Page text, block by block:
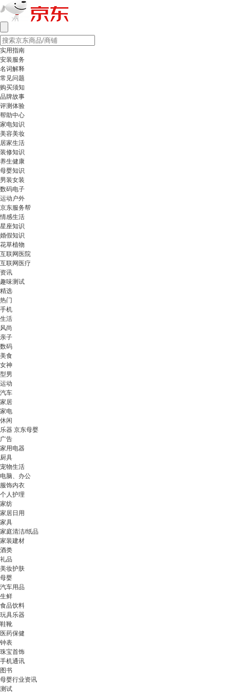
实用指南
安装服务
名词解释
常见问题
购买须知
品牌故事
评测体验
帮助中心
家电知识
美容美妆
居家生活
装修知识
养生健康
母婴知识
男装女装
数码电子
运动户外
京东服务帮
情感生活
星座知识
婚假知识
花草植物
互联网医院
互联网医疗
资讯
趣味测试
精选
热门
手机
生活
风尚
亲子
数码
美食
女神
型男
运动
汽车
家居
家电
休闲
乐器 京东母婴
广告
家用电器
厨具
宠物生活
电脑、办公
服饰内衣
个人护理
家纺
家居日用
家具
家庭清洁/纸品
家装建材
酒类
礼品
美妆护肤
母婴
汽车用品
生鲜
食品饮料
玩具乐器
鞋靴
医药保健
钟表
珠宝首饰
手机通讯
图书
母婴行业资讯
测试